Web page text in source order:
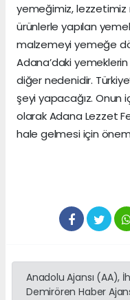
yemeğimiz,
ürünlerle yapılan
malzemeyi yemeğe
Adana’daki
diğer nedenidir.
şeyi yapacağız. Onun
olarak Adana Lezzet
hale gelmesi için
Anadolu Ajansı (AA),
Demirören Haber